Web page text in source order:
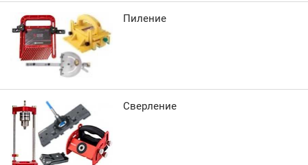
Пиление
Сверление